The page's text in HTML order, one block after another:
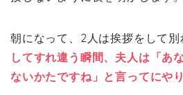
朝になって、2人は挨拶をして別
してすれ違う瞬間、夫人は「あ
ないかたですね」と言ってにや